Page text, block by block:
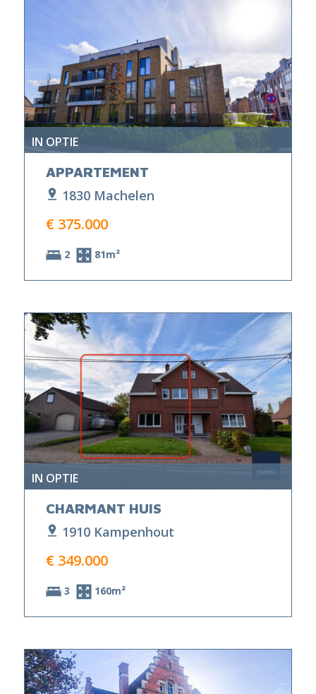
IN OPTIE
APPARTEMENT
1830 Machelen
€ 375.000
2 81m²
IN OPTIE
CHARMANT HUIS
1910 Kampenhout
€ 349.000
3 160m²